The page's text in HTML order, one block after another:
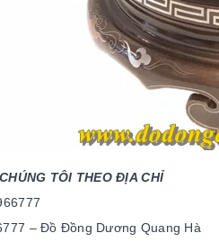
TÔI THEO ĐỊA CHỈ
– Đồ Đồng Dương Quang Hà